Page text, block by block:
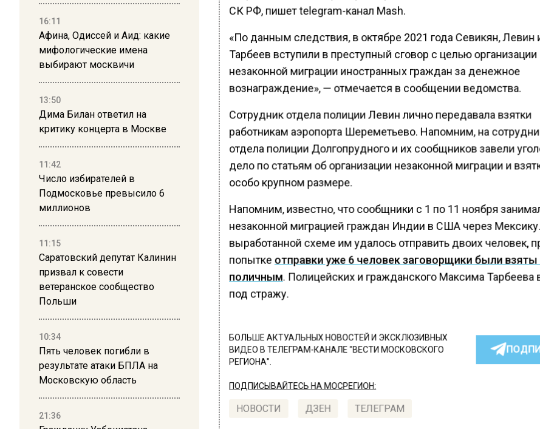
16:11
Афина, Одиссей и Аид: какие
мифологические имена
выбирают москвичи
13:50
Дима Билан ответил на
критику концерта в Москве
11:42
Число избирателей в
Подмосковье превысило 6
миллионов
11:15
Саратовский депутат Калинин
призвал к совести
ветеранское сообщество
Польши
10:34
Пять человек погибли в
результате атаки БПЛА на
Московскую область
21:36
СК РФ, пишет telegram-канал Мash.
«По данным следствия, в октябре 2021 года Севикян, Левин
Тарбеев вступили в преступный сговор с целью организации
незаконной миграции иностранных граждан за денежное
вознаграждение», — отмечается в сообщении ведомства.
Сотрудник отдела полиции Левин лично передавала взятки
работникам аэропорта Шереметьево. Напомним, на
отдела полиции Долгопрудного и их сообщников завели
дело по статьям об организации незаконной миграции и
особо крупном размере.
Напомним, известно, что сообщники с 1 по 11 ноября
незаконной миграцией граждан Индии в США через
выработанной схеме им удалось отправить двоих человек,
попытке отправки уже 6 человек заговорщики были взяты
поличным. Полицейских и гражданского Максима Тарбеева
под стражу.
БОЛЬШЕ АКТУАЛЬНЫХ НОВОСТЕЙ И ЭКСКЛЮЗИВНЫХ
ВИДЕО В ТЕЛЕГРАМ-КАНАЛЕ "ВЕСТИ МОСКОВСКОГО
РЕГИОНА".
ПОДПИСЫВАЙТЕСЬ НА МОСРЕГИОН:
НОВОСТИ ДЗЕН ТЕЛЕГРАМ